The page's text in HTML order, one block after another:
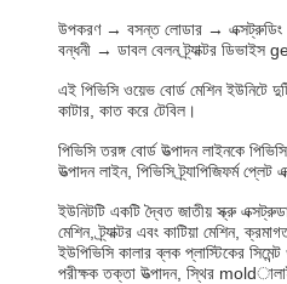
উপকরণ → বসন্ত লোডার → এক্সট্রুডিং
বন্ধনী → ডাবল বেলন ট্র্যাক্টর ডিভাইস
এই পিভিসি ওয়েভ বোর্ড মেশিন ইউনিটে
কাটার, কাত করে টেবিল।
পিভিসি তরঙ্গ বোর্ড উত্পাদন লাইনকে
উত্পাদন লাইন, পিভিসি ট্র্যাপিজিফর্ম প্লেট
ইউনিটটি একটি দ্বৈত জাতীয় স্ক্রু
মেশিন, ট্র্যাক্টর এবং কাটিয়া মেশিন,
ইউপিভিসি কালার ব্লক প্লাস্টিকের
পরীক্ষক তক্তা উত্পাদন, স্থির